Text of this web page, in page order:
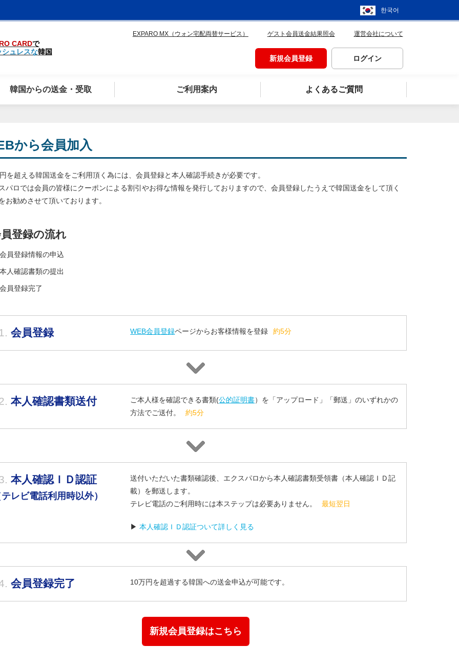
한국어
CARDで
シュレスな韓国
EXPARO MX（ウォン宅配両替サービス） ゲスト会員送金結果照会 運営会社について
新規会員登録 ログイン
韓国からの送金・受取 ご利用案内 よくあるご質問
から会員加入
を超える韓国送金をご利用頂く為には、会員登録と本人確認手続きが必要です。
パロでは会員の皆様にクーポンによる割引やお得な情報を発行しておりますので、会員登録したうえで韓国送金をして頂く
お勧めさせて頂いております。
登録の流れ
会員登録情報の申込
本人確認書類の提出
会員登録完了
会員登録 WEB会員登録ページからお客様情報を登録 約5分
本人確認書類送付 ご本人様を確認できる書類(公的証明書）を「アップロード」「郵送」のいずれかの
方法でご送付。
約5分
本人確認ＩＤ認証
レビ電話利用時以外）
送付いただいた書類確認後、エクスパロから本人確認書類受領書（本人確認ＩＤ記
載）を郵送します。
テレビ電話のご利用時には本ステップは必要ありません。
最短翌日
▶本人確認ＩＤ認証ついて詳しく見る
会員登録完了 10万円を超過する韓国への送金申込が可能です。
新規会員登録はこちら